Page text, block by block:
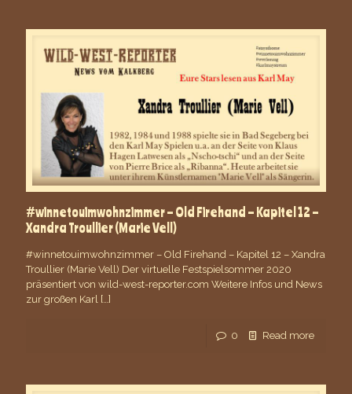
#winnetouimwohnzimmer – Old Firehand – Kapitel 12 –
Xandra Troullier (Marie Vell)
#winnetouimwohnzimmer – Old Firehand – Kapitel 12 – Xandra
Troullier (Marie Vell) Der virtuelle Festspielsommer 2020
präsentiert von wild-west-reporter.com Weitere Infos und News
zur großen Karl […]
0 Read more